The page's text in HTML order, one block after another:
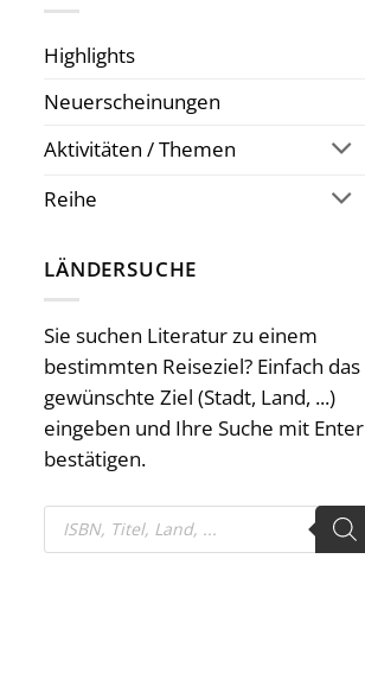
Highlights
Neuerscheinungen
Aktivitäten / Themen
Reihe
LÄNDERSUCHE
Sie suchen Literatur zu einem
bestimmten Reiseziel? Einfach das
gewünschte Ziel (Stadt, Land, ...)
eingeben und Ihre Suche mit Enter
bestätigen.
Products
search